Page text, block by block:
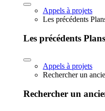
Appels à projets
Les précédents
Les précédents
Appels à projets
Rechercher un
Rechercher un